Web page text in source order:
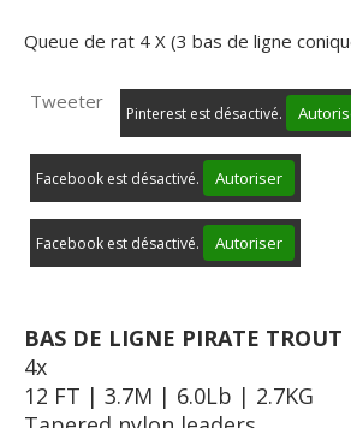
Queue de rat 4 X (3 bas de ligne
Tweeter
Pinterest est désactivé.
Facebook est désactivé. Autoriser
Facebook est désactivé. Autoriser
BAS DE LIGNE PIRATE TROUT
4x
12 FT | 3.7M | 6.0Lb | 2.7KG